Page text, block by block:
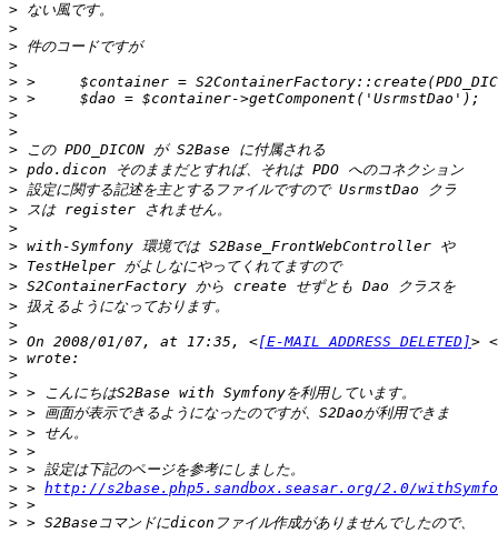
>
>
>
>
>
>
>
>
>
>
>
>
>
>
>
>
>
>
> On 2008/01/07, at 17:35, <[E-MAIL ADDRESS DELETED]> <
>
>
>
>
>
>
>
> > http://s2base.php5.sandbox.seasar.org/2.0/
>
>